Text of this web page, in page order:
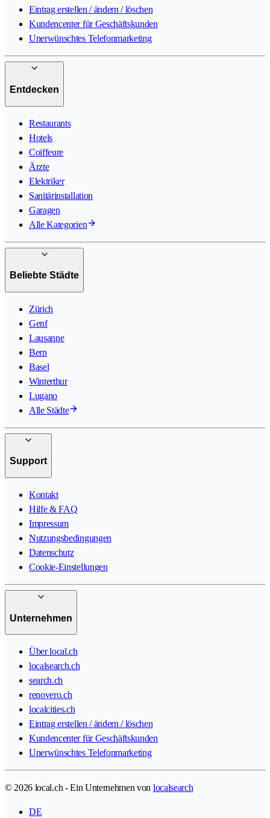
Eintrag erstellen / ändern / löschen
Kundencenter für Geschäftskunden
Unerwünschtes Telefonmarketing
Entdecken
Restaurants
Hotels
Coiffeure
Ärzte
Elektriker
Sanitärinstallation
Garagen
Alle Kategorien
Beliebte Städte
Zürich
Genf
Lausanne
Bern
Basel
Winterthur
Lugano
Alle Städte
Support
Kontakt
Hilfe & FAQ
Impressum
Nutzungsbedingungen
Datenschutz
Cookie-Einstellungen
Unternehmen
Über local.ch
localsearch.ch
search.ch
renovero.ch
localcities.ch
Eintrag erstellen / ändern / löschen
Kundencenter für Geschäftskunden
Unerwünschtes Telefonmarketing
© 2026 local.ch - Ein Unternehmen von localsearch
DE